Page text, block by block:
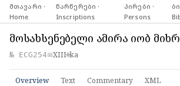
მთავარი ·
Home
·წარწერები ·
Inscriptions
·პირები ·
Persons
·
მოსახსენებელი ამირა იობ
№ ECG254📅XIII🌐ka
Overview Text Commentary XML